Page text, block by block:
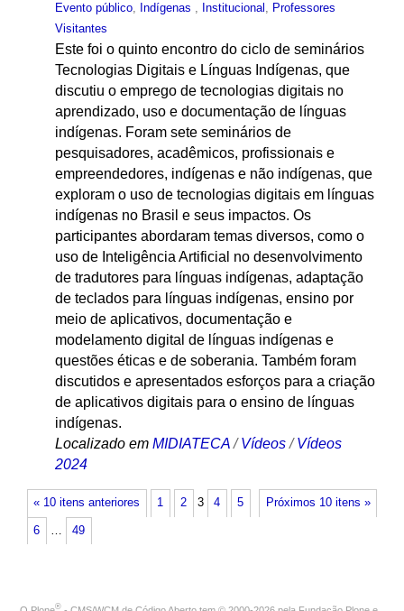
Evento público, Indígenas , Institucional , Professores
Visitantes
Este foi o quinto encontro do ciclo de seminários
Tecnologias Digitais e Línguas Indígenas, que
discutiu o emprego de tecnologias digitais no
aprendizado, uso e documentação de línguas
indígenas. Foram sete seminários de
pesquisadores, acadêmicos, profissionais e
empreendedores, indígenas e não indígenas, que
exploram o uso de tecnologias digitais em línguas
indígenas no Brasil e seus impactos. Os
participantes abordaram temas diversos, como o
uso de Inteligência Artificial no desenvolvimento
de tradutores para línguas indígenas, adaptação
de teclados para línguas indígenas, ensino por
meio de aplicativos, documentação e
modelamento digital de línguas indígenas e
questões éticas e de soberania. Também foram
discutidos e apresentados esforços para a criação
de aplicativos digitais para o ensino de línguas
indígenas.
Localizado em MIDIATECA /Vídeos /Vídeos
2024
« 10 itens anteriores Próximos 10 itens »
1 2 3 4 5
6 … 49
®